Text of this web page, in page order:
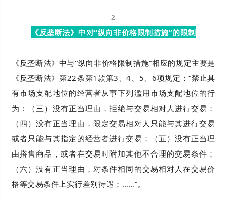
-2-
《反垄断法》中对“纵向非价格限制措施”的限制
《反垄断法》中与“纵向非价格限制措施”相应的规定主要是
《反垄断法》第22条第1款第3、4、5、6项规定：“禁止具
有市场支配地位的经营者从事下列滥用市场支配地位的行
为：（三）没有正当理由，拒绝与交易相对人进行交易；
（四）没有正当理由，限定交易相对人只能与其进行交易
或者只能与其指定的经营者进行交易；（五）没有正当理
由搭售商品，或者在交易时附加其他不合理的交易条件；
（六）没有正当理由，对条件相同的交易相对人在交易价
格等交易条件上实行差别待遇；……”。